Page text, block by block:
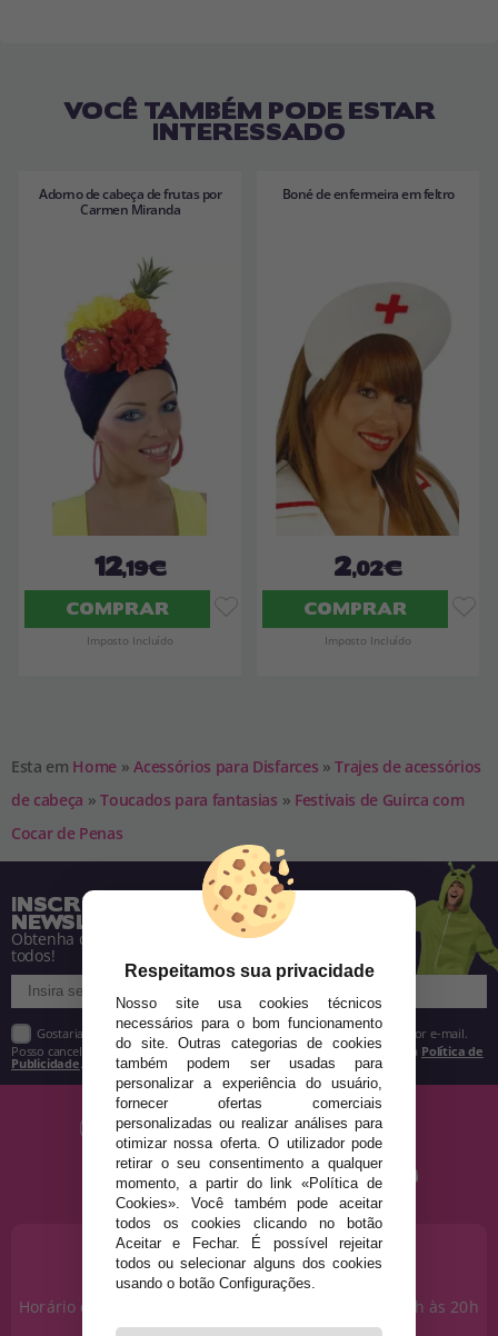
VOCÊ TAMBÉM PODE ESTAR
INTERESSADO
Adorno de cabeça de frutas por
Carmen Miranda
12,19€
COMPRAR
Imposto Incluído
Boné de enfermeira em feltro
2,02€
COMPRAR
Imposto Incluído
Esta em Home » Acessórios para Disfarces » Trajes de acessórios
de cabeça » Toucados para fantasias » Festivais de Guirca com
Cocar de Penas
INSCREVA-SE NA NOSSA
NEWSLETTER
Obtenha descontos e saiba de tudo antes de
todos!
Gostaria de receber descontos exclusivos, novidades e tendências por e-mail.
Posso cancelar a inscrição a qualquer momento, conforme estipulado na Política de
Publicidade
PRECISA DE AJUDA?
915 793 695
Horário de segunda a sexta das 10h às 14h e das 17h às 20h
Respeitamos sua privacidade
Nosso site usa cookies técnicos
necessários para o bom funcionamento
do site. Outras categorias de cookies
também podem ser usadas para
personalizar a experiência do usuário,
fornecer ofertas comerciais
personalizadas ou realizar análises para
otimizar nossa oferta. O utilizador pode
retirar o seu consentimento a qualquer
momento, a partir do link «Política de
Cookies». Você também pode aceitar
todos os cookies clicando no botão
Aceitar e Fechar. É possível rejeitar
todos ou selecionar alguns dos cookies
usando o botão Configurações.